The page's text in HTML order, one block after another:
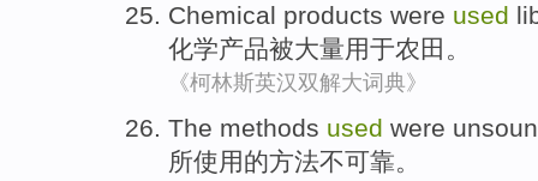
Chemical products were used
化学产品被大量用于农田 。
《柯林斯英汉双解大词典》
The methods used were
所使用的方法不可靠。